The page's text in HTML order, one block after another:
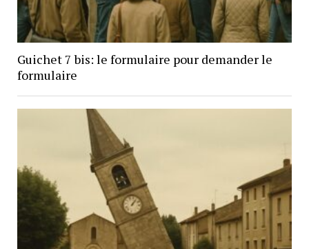
Guichet 7 bis: le formulaire pour demander le
formulaire